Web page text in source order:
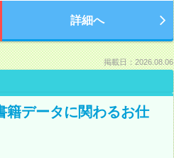
詳細へ
掲載日：2026.08.06
籍データに関わるお仕